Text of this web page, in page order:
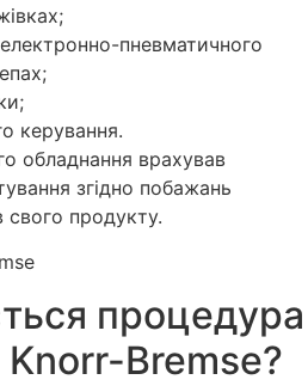
пневматичного
керування.
обладнання врахував
згідно побажань
свого продукту.
процедура
Knorr-Bremse?